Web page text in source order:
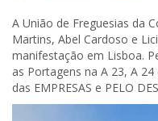
A União de Freguesias da
Martins, Abel Cardoso e
manifestação em Lisboa.
as Portagens na A 23, A 24
das EMPRESAS e PELO